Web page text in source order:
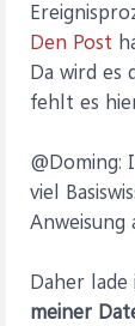
Den Post
Da wird es
fehlt es
@Doming:
viel
Anweisung
Daher
meiner